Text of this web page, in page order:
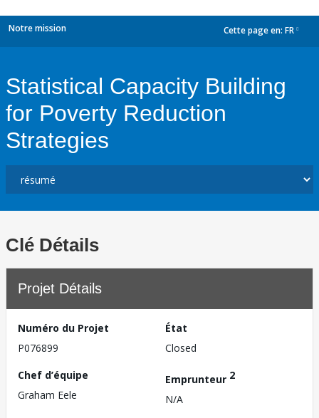
Notre mission Cette page en: FR
Statistical Capacity Building
for Poverty Reduction
Strategies
Clé Détails
Projet Détails
Numéro du Projet
P076899
État
Closed
Chef d’équipe
Graham Eele
Emprunteur 2
N/A